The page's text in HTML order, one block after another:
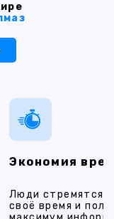
Экономия
Люди стремятся
своё время и